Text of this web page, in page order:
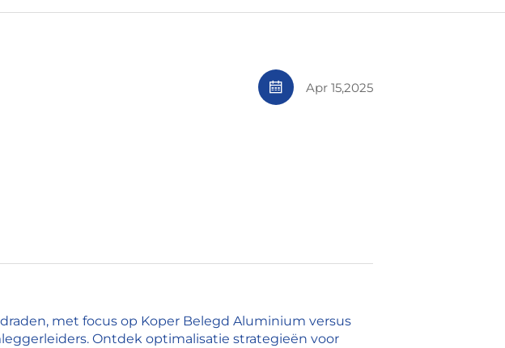
Apr 15,2025
met focus op Koper Belegd Aluminium versus
Ontdek optimalisatie strategieën voor